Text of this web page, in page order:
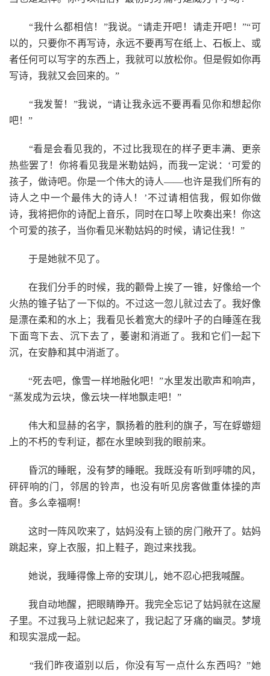
“我什么都相信！”我说。“请走开吧！请走开吧！”“可
以的，只要你不再写诗，永远不要再写在纸上、石板上、或
者任何可以写字的东西上，我就可以放松你。但是假如你再
写诗，我就又会回来的。”
“我发誓！”我说，“请让我永远不要再看见你和想起你
吧！”
“看是会看见我的，不过比我现在的样子更丰满、更亲
热些罢了！你将看见我是米勒姑妈，而我一定说：‘可爱的
孩子，做诗吧。你是一个伟大的诗人——也许是我们所有的
诗人之中一个最伟大的诗人！’不过请相信我，假如你做
诗，我将把你的诗配上音乐，同时在口琴上吹奏出来！你这
个可爱的孩子，当你看见米勒姑妈的时候，请记住我！”
于是她就不见了。
在我们分手的时候，我的颧骨上挨了一锥，好像给一个
火热的锥子钻了一下似的。不过这一忽儿就过去了。我好像
是漂在柔和的水上；我看见长着宽大的绿叶子的白睡莲在我
下面弯下去、沉下去了，萎谢和消逝了。我和它们一起下
沉，在安静和其中消逝了。
“死去吧，像雪一样地融化吧！”水里发出歌声和响声，
“蒸发成为云块，像云块一样地飘走吧！”
伟大和显赫的名字，飘扬着的胜利的旗子，写在蜉蝣翅
上的不朽的专利证，都在水里映到我的眼前来。
昏沉的睡眠，没有梦的睡眠。我既没有听到呼啸的风，
砰砰响的门，邻居的铃声，也没有听见房客做重体操的声
音。多么幸福啊！
这时一阵风吹来了，姑妈没有上锁的房门敞开了。姑妈
跳起来，穿上衣服，扣上鞋子，跑过来找我。
她说，我睡得像上帝的安琪儿，她不忍心把我喊醒。
我自动地醒，把眼睛睁开。我完全忘记了姑妈就在这屋
子里。不过我马上就记起来了，我记起了牙痛的幽灵。梦境
和现实混成一起。
“我们昨夜道别以后，你没有写一点什么东西吗？”她